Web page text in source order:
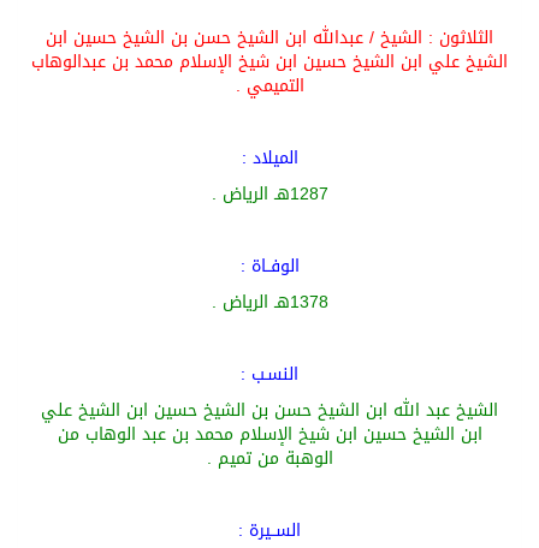
الثلاثون : الشيخ/عبدالله ابن الشيخ حسن بن الشيخ حسين ابن
الشيخ علي ابن الشيخ حسين ابن شيخ الإسلام محمد بن عبدالوهاب
التميمي .
الميلاد :
1287هـ الرياض .
الوفــاة :
1378هـ الرياض .
النسـب :
الشيخ عبد الله ابن الشيخ حسن بن الشيخ حسين ابن الشيخ علي
ابن الشيخ حسين ابن شيخ الإسلام محمد بن عبد الوهاب من
الوهبة من تميم .
الســيرة :